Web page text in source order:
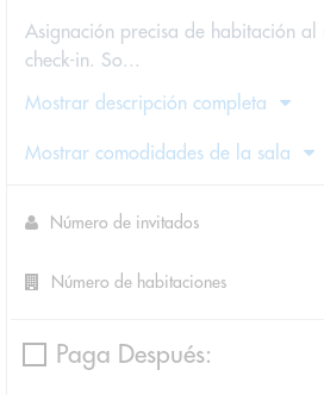
Asignación precisa de habitación al
check-in. So...
Mostrar descripción completa
Mostrar comodidades de la sala
Número de invitados
Número de habitaciones
Paga Después: